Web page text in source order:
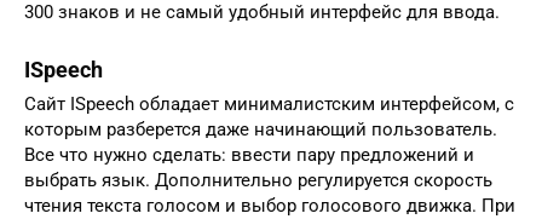
300 знаков и не самый удобный интерфейс для ввода.
ISpeech
Сайт ISpeech обладает минималистским интерфейсом, с
которым разберется даже начинающий пользователь.
Все что нужно сделать: ввести пару предложений и
выбрать язык. Дополнительно регулируется скорость
чтения текста голосом и выбор голосового движка. При